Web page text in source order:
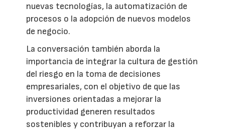
nuevas tecnologías, la automatización de
procesos o la adopción de nuevos modelos
de negocio.
La conversación también aborda la
importancia de integrar la cultura de gestión
del riesgo en la toma de decisiones
empresariales, con el objetivo de que las
inversiones orientadas a mejorar la
productividad generen resultados
sostenibles y contribuyan a reforzar la